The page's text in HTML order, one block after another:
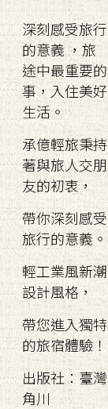
深刻感受旅行
的意義 ，旅
途中最重要的
事，入住美好
生活。
承億輕旅秉持
著與旅人交朋
友的初衷，
帶你深刻感受
旅行的意義。
輕工業風新潮
設計風格，
帶您進入獨特
的旅宿體驗！
出版社：臺灣
角川